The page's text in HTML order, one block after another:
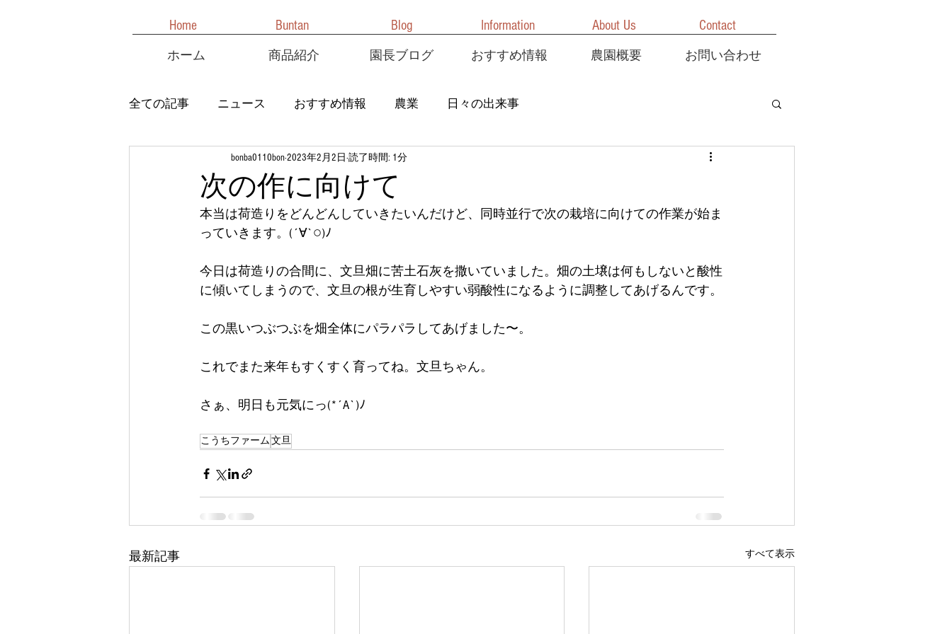
ホーム 商品紹介 園長ブログ おすすめ情報 農園概要 お問い合わせ
Home About Us
Information
Blog
Buntan Contact
全ての記事 ニュース おすすめ情報 農業 日々の出来事
次の作に向けて
bonba0110bon2023年2月2日 読了時間: 1分
本当は荷造りをどんどんしていきたいんだけど、同時並行で次の栽培に向けての作業が始ま
っていきます。(´∀`○)ﾉ
今日は荷造りの合間に、文旦畑に苦土石灰を撒いていました。畑の土壌は何もしないと酸性
に傾いてしまうので、文旦の根が生育しやすい弱酸性になるように調整してあげるんです。
この黒いつぶつぶを畑全体にパラパラしてあげました〜。
これでまた来年もすくすく育ってね。文旦ちゃん。
さぁ、明日も元気にっ(*´A`)ﾉ
こうちファーム文旦
最新記事 すべて表示